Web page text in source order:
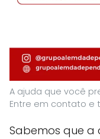
A ajuda que você
Entre em contato e
Sabemos que a